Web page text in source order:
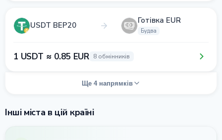
USDT BEP20 Готівка EUR
Будва
1 USDT ≈ 0.85 EUR 8 обмінників
Ще 4 напрямків
Інші міста в цій країні